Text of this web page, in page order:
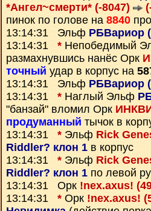
*Ангел~смерти* (-8047)
пинок по голове на 8840
13:14:31 Эльф РБВариор
13:14:31 * Непобедимый
размахнувшись нанёс Орк
точный удар в корпус на
13:14:31 Эльф РБВариор
13:14:31 * Наглый Эльф
"банзай" вломил Орк
продуманный тычок в
13:14:31 * Эльф Rick
Riddler? клон 1 в корпус
13:14:31 * Эльф Rick
Riddler? клон 1 по левой
13:14:31 Орк !nex.axus!
13:14:31 * Орк !nex.axus!